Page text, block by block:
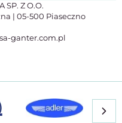
SP. Z O.O.
| 05-500 Piaseczno
ganter.com.pl